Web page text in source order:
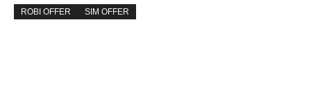
ROBI OFFER SIM OFFER